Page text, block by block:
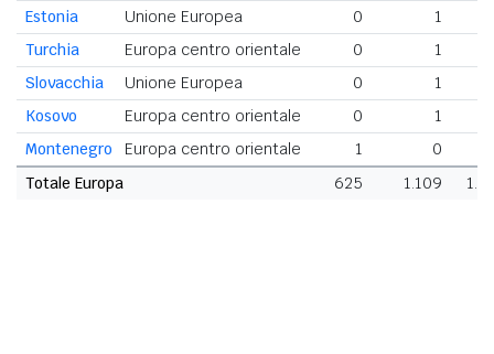
Estonia
Unione Europea 0
1
Turchia
Europa centro orientale 0
1
Slovacchia
Unione Europea 0
1
Kosovo
Europa centro orientale 0
1
Montenegro
Europa centro orientale 1
0
Totale Europa
625 1.109